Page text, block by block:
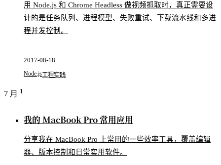
用 Node.js 和 Chrome Headless 做视频抓取时，真正需要设
计的是任务队列、进程模型、失败重试、下载流水线和多进
程并发控制。
2017-08-18
Node.js工程实践
7 月 1
我的 MacBook Pro 常用应用
分享我在 MacBook Pro 上常用的一些效率工具，覆盖编辑
器、版本控制和日常实用软件。